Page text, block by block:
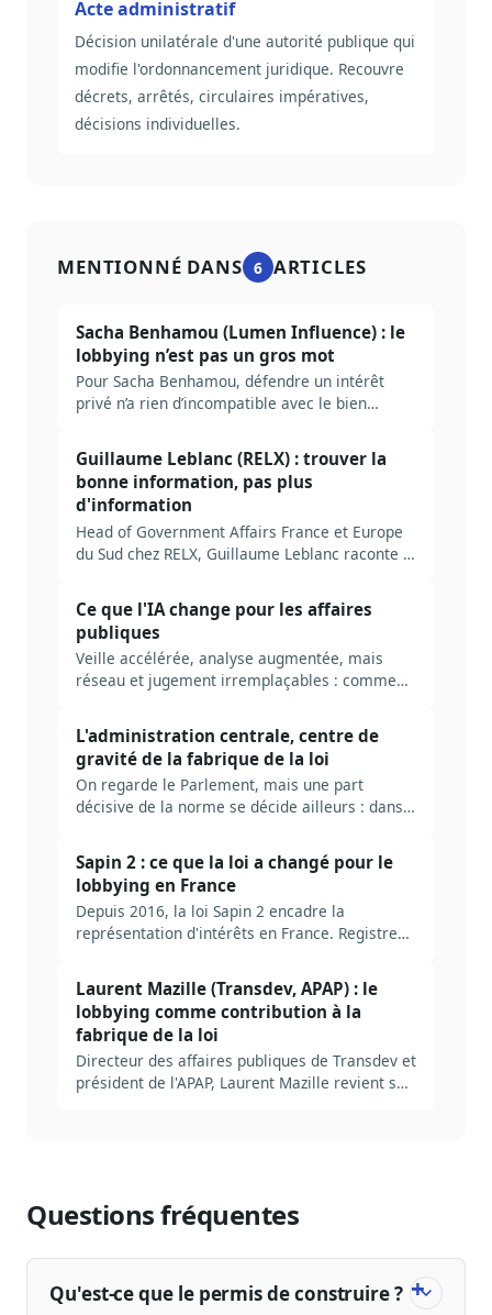
Acte administratif
Décision unilatérale d'une autorité publique qui
modifie l'ordonnancement juridique. Recouvre
décrets, arrêtés, circulaires impératives,
décisions individuelles.
MENTIONNÉ DANS 6 ARTICLES
Sacha Benhamou (Lumen Influence) : le
lobbying n’est pas un gros mot
Pour Sacha Benhamou, défendre un intérêt
privé n’a rien d’incompatible avec le bien
transparence et la fabrique de la loi.
Guillaume Leblanc (RELX) : trouver la
bonne information, pas plus
d'information
Head of Government Affairs France et Europe
du Sud chez RELX, Guillaume Leblanc raconte la
affaires publiques.
Ce que l'IA change pour les affaires
publiques
Veille accélérée, analyse augmentée, mais
réseau et jugement irremplaçables : comment
L'administration centrale, centre de
gravité de la fabrique de la loi
On regarde le Parlement, mais une part
décisive de la norme se décide ailleurs : dans
angle mort des affaires publiques.
Sapin 2 : ce que la loi a changé pour le
lobbying en France
Depuis 2016, la loi Sapin 2 encadre la
représentation d'intérêts en France. Registre
vraiment changé pour les affaires publiques.
Laurent Mazille (Transdev, APAP) : le
lobbying comme contribution à la
fabrique de la loi
Directeur des affaires publiques de Transdev et
président de l'APAP, Laurent Mazille revient sur
Questions fréquentes
Qu'est-ce que le permis de construire ?